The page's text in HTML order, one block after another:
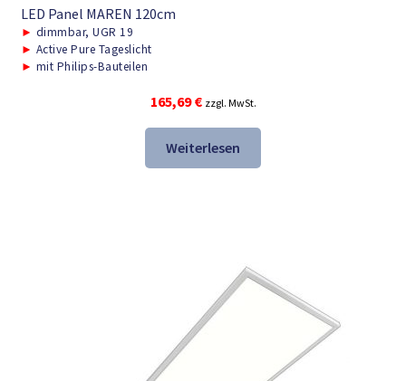
LED Panel MAREN 120cm
► dimmbar, UGR 19
► Active Pure Tageslicht
► mit Philips-Bauteilen
165,69€ zzgl. MwSt.
Weiterlesen